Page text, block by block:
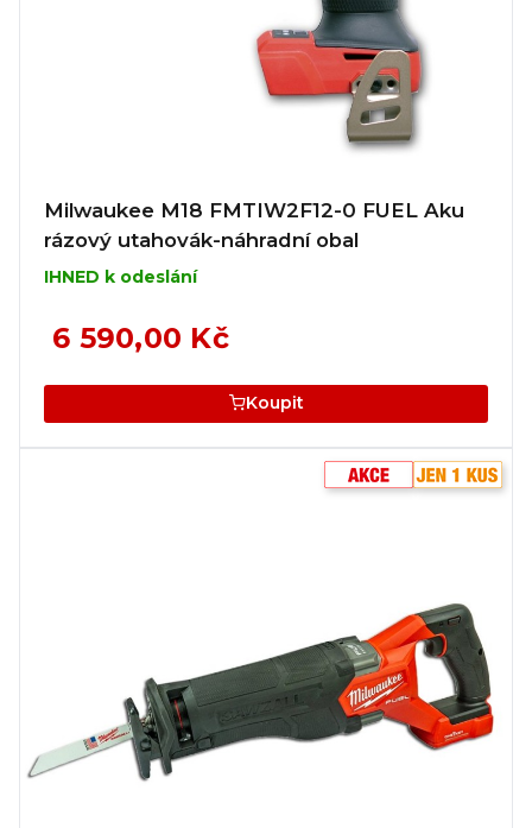
Milwaukee M18 FMTIW2F12-0 FUEL Aku
rázový utahovák-náhradní obal
IHNED k odeslání
6 590,00 Kč
Koupit